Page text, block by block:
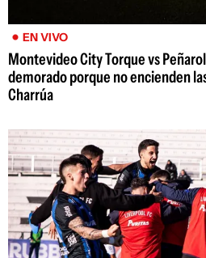
EN VIVO
Montevideo City Torque vs
demorado porque no encienden
Charrúa